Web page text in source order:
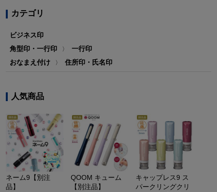
カテゴリ
ビジネス印
角型印・一行印
〉
一行印
おなまえ付け
〉 住所印・氏名印
人気商品
ネーム9【別注
品】
QOOM キューム
【別注品】
キャップレス9 ス
パークリングクリ